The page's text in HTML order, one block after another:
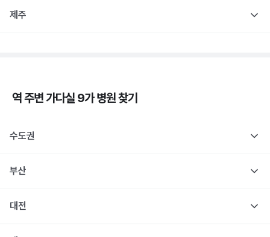
제주
역 주변가다실 9가병원 찾기
수도권
부산
대전